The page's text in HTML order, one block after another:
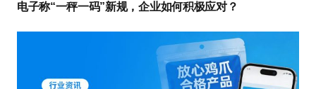
电子称“一秤一码”新规，企业如何积极应对？